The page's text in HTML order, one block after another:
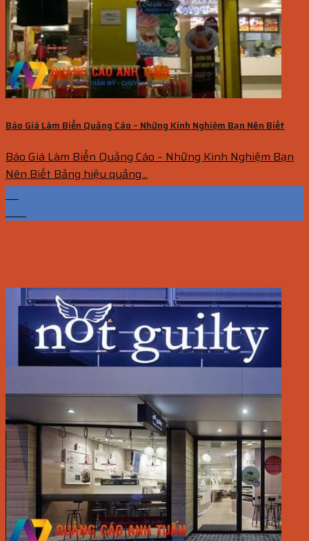
Báo Giá Làm Biển Quảng Cáo – Những Kinh Nghiệm Bạn Nên Biết
Báo Giá Làm Biển Quảng Cáo – Những Kinh Nghiệm Bạn
Nên Biết Bảng hiệu quảng...